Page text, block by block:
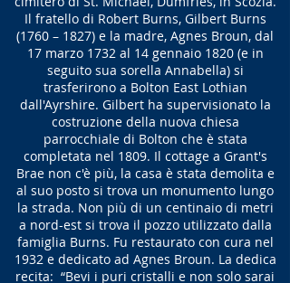
Il fratello di Robert Burns, Gilbert Burns
(1760 – 1827) e la madre, Agnes Broun, dal
17 marzo 1732 al 14 gennaio 1820 (e in
seguito sua sorella Annabella) si
trasferirono a Bolton East Lothian
dall'Ayrshire. Gilbert ha supervisionato la
costruzione della nuova chiesa
parrocchiale di Bolton che è stata
completata nel 1809. Il cottage a Grant's
Brae non c'è più, la casa è stata demolita e
al suo posto si trova un monumento lungo
la strada. Non più di un centinaio di metri
a nord-est si trova il pozzo utilizzato dalla
famiglia Burns. Fu restaurato con cura nel
1932 e dedicato ad Agnes Broun. La dedica
recita: “Bevi i puri cristalli e non solo sarai